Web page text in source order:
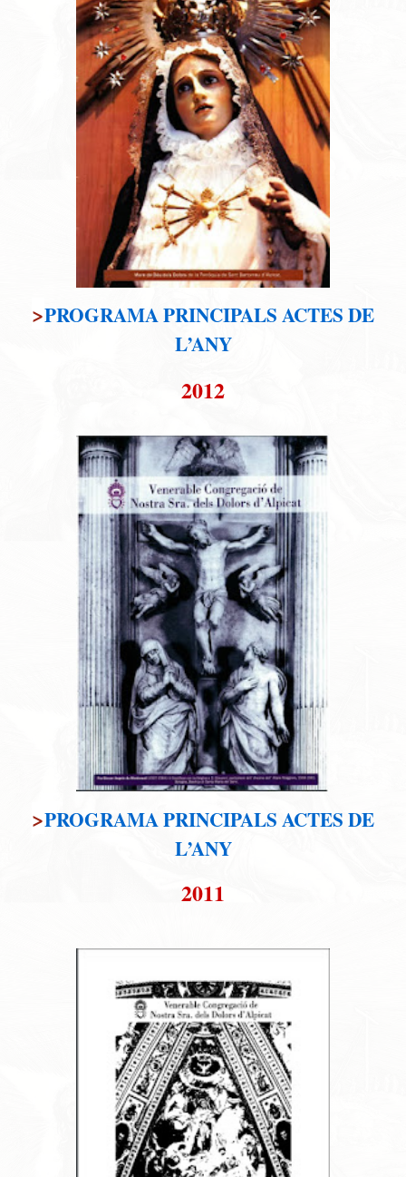
>PROGRAMA PRINCIPALS ACTES DE
L’ANY
2012
>PROGRAMA PRINCIPALS ACTES DE
L’ANY
2011